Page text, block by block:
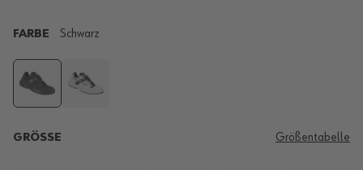
FARBE Schwarz
GRÖSSE Größentabelle